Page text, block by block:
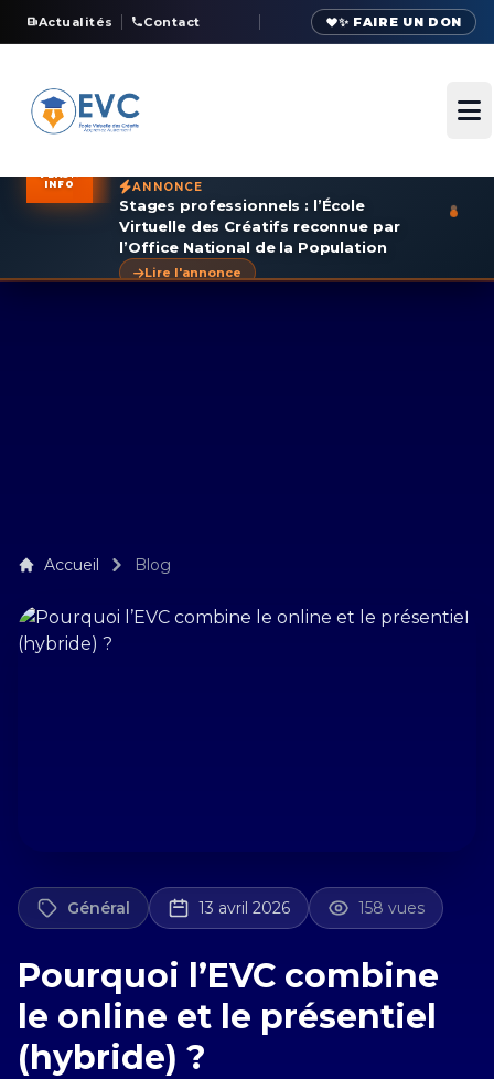
Actualités Contact ✨ FAIRE UN DON
FLASH
INFO
ANNONCE
Stages professionnels : l’École
Virtuelle des Créatifs reconnue par
l’Office National de la Population
Lire l'annonce
Accueil Blog
Général 13 avril 2026 158 vues
Pourquoi l’EVC combine
le online et le présentiel
(hybride) ?